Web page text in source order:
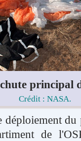
principal
Crédit : NASA.
déploiement
de